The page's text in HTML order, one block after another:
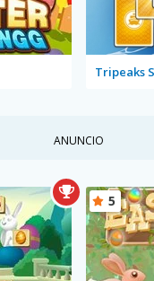
Tripeaks
ANUNCIO
5